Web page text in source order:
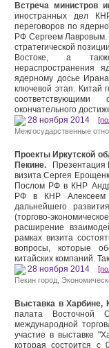
Встреча министров
иностранных дел
переговоров по
РФ Сергеем Лавровым.
стратегической
Востоке, а
нераспространения
ядерному досье
ключевой этап. Китай
окончательного
28 ноября 2014
Межгосударственные
Проекты Иркутской
Пекине.
Презентация
визита Сергея
Послом РФ в КНР
РФ в КНР Алексеем
дальнейшего
(торгово-
расширение
рамках визита
вопросы, которые
китайских компаний.
28 ноября 2014
Пекин город
Выставка в Харбине,
палата Восточной
международной
участие в выставке
которая состоится